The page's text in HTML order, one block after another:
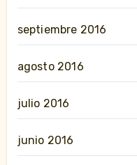
septiembre 2016
agosto 2016
julio 2016
junio 2016